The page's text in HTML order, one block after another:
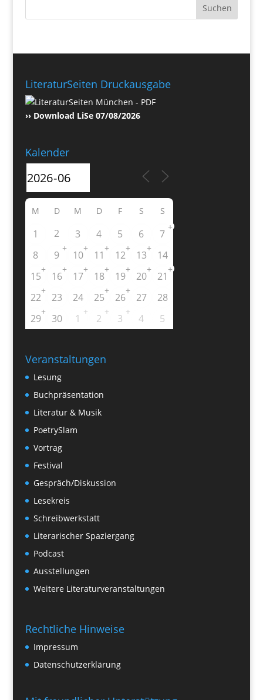
LiteraturSeiten Druckausgabe
›› Download LiSe 07/08/2026
Kalender
M D M D F S S
1 2 3 4 5 6 7
+
8 9
+
10
+
11
+
12
+
13
+
14
15
+
16
+
17
+
18
+
19
+
20
+
21
+
22
+
23 24 25
+
26
+
27
28
29
+
30 1
+
2
+
3
+
4 5
Veranstaltungen
Lesung
Buchpräsentation
Literatur & Musik
PoetrySlam
Vortrag
Festival
Gespräch/Diskussion
Lesekreis
Schreibwerkstatt
Literarischer Spaziergang
Podcast
Ausstellungen
Weitere Literaturveranstaltungen
Rechtliche Hinweise
Impressum
Datenschutzerklärung